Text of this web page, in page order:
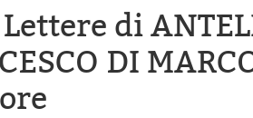
di
DI